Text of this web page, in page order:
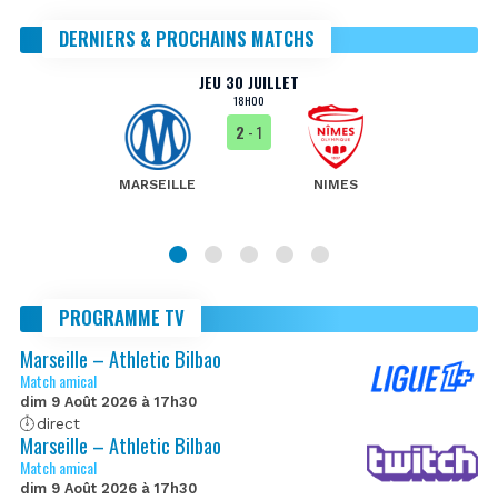
DERNIERS & PROCHAINS MATCHS
JEU 30 JUILLET
18H00
MARSEILLE
2 - 1
NIMES
PROGRAMME TV
Marseille – Athletic Bilbao
Match amical
dim 9 Août 2026 à 17h30
direct
Marseille – Athletic Bilbao
Match amical
dim 9 Août 2026 à 17h30